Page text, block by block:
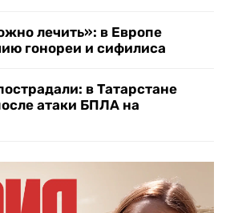
лечить»: в Европе
гонореи и сифилиса
в Татарстане
атаки БПЛА на